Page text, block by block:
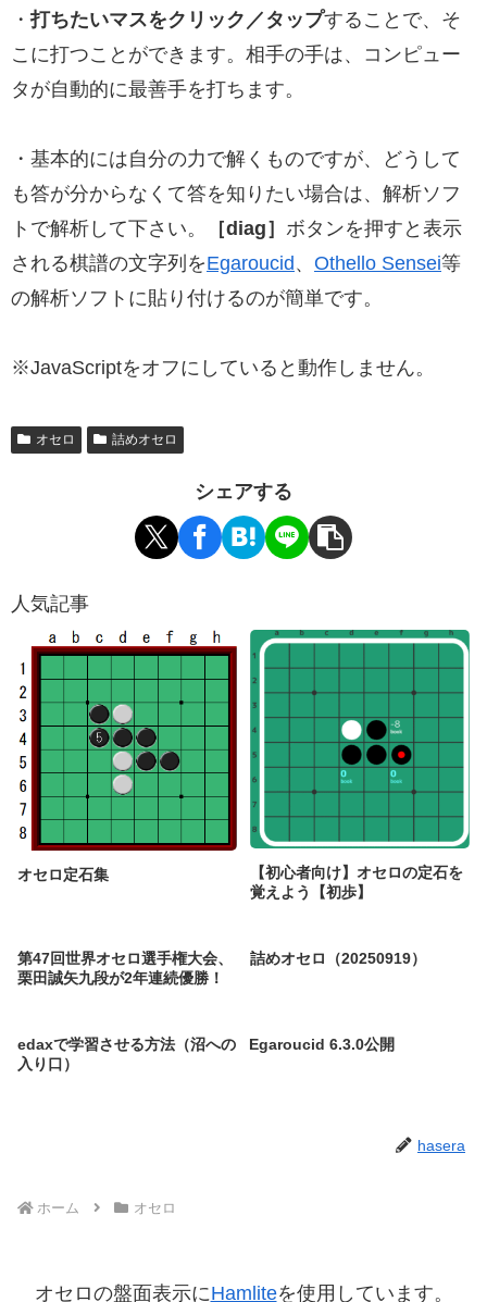
・打ちたいマスをクリック／タップすることで、そ
こに打つことができます。相手の手は、コンピュー
タが自動的に最善手を打ちます。
・基本的には自分の力で解くものですが、どうして
も答が分からなくて答を知りたい場合は、解析ソフ
トで解析して下さい。
［diag］ ボタンを押すと表示
される棋譜の文字列をEgaroucid、 Othello Sensei等
の解析ソフトに貼り付けるのが簡単です。
※JavaScriptをオフにしていると動作しません。
オセロ 詰めオセロ
シェアする
人気記事
オセロ定石集
【初心者向け】オセロの定石を
覚えよう【初歩】
第47回世界オセロ選手権大会、
栗田誠矢九段が2年連続優勝！
詰めオセロ（20250919）
edaxで学習させる方法（沼への
入り口）
Egaroucid 6.3.0公開
hasera
ホーム オセロ
オセロの盤面表示にHamliteを使用しています。